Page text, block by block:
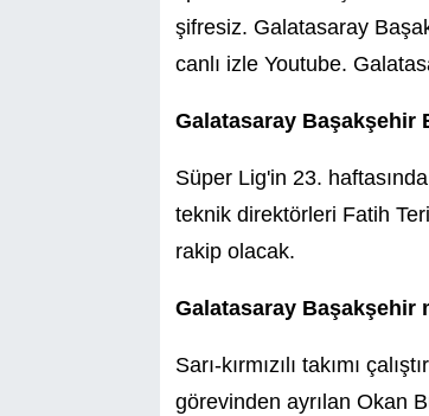
şifresiz. Galatasaray
canlı izle Youtube.
Galatasaray Başakşehir
Süper Lig'in 23.
teknik direktörleri Fatih
rakip olacak.
Galatasaray Başakşehir
Sarı-kırmızılı takımı
görevinden ayrılan Okan
KÜLTÜR SANAT